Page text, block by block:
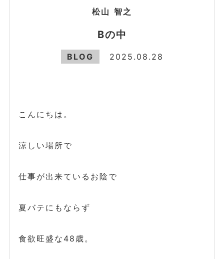
松山 智之
Bの中
BLOG 2025.08.28
こんにちは。
涼しい場所で
仕事が出来ているお陰で
夏バテにもならず
食欲旺盛な48歳。